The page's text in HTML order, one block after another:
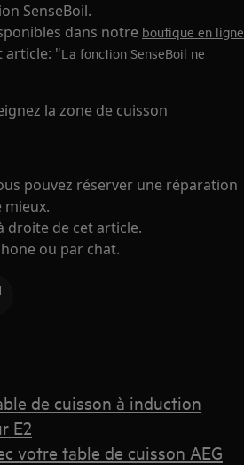
SenseBoil.
dans notre boutique en ligne
article: "La fonction SenseBoil ne
la zone de cuisson
pouvez réserver une réparation
mieux.
droite de cet article.
ou par chat.
de cuisson à induction
E2
votre table de cuisson AEG